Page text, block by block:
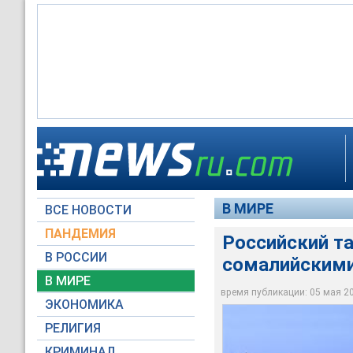
ВСЕ НОВОСТИ
ПАНДЕМИЯ
В РОССИИ
В МИРЕ
ЭКОНОМИКА
РЕЛИГИЯ
В МИРЕ
Российский
время публикации: 05 мая
Российский танкер
морское
wellandcanal.ca
"Московский
сырой нефти. Судно
состоит из 23
shipspotting.com
Пираты обстреляли
берега к востоку
world-of-islands.com